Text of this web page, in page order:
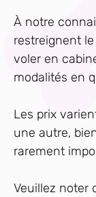
À notre
restreignent
voler en
modalités en
Les prix
une autre,
rarement
Veuillez noter